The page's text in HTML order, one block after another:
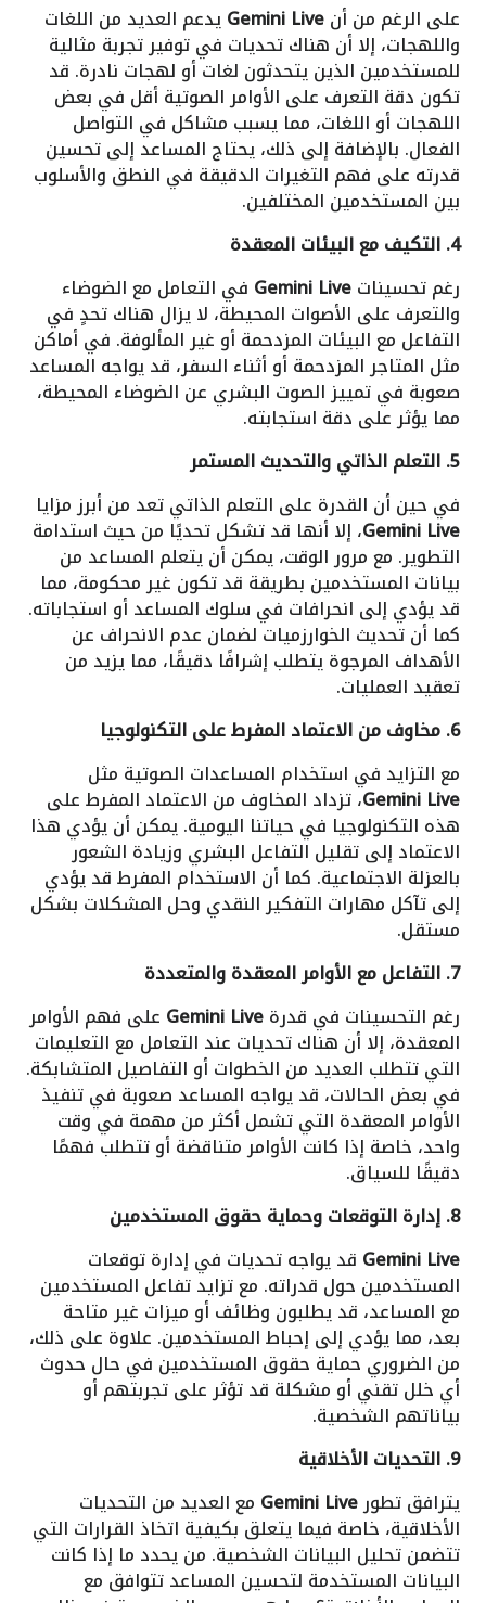
على الرغم من أنGemini Liveيدعم العديد من اللغات
واللهجات، إلا أن هناك تحديات في توفير تجربة مثالية
للمستخدمين الذين يتحدثون لغات أو لهجات نادرة. قد
تكون دقة التعرف على الأوامر الصوتية أقل في بعض
اللهجات أو اللغات، مما يسبب مشاكل في التواصل
الفعال. بالإضافة إلى ذلك، يحتاج المساعد إلى تحسين
قدرته على فهم التغيرات الدقيقة في النطق والأسلوب
بين المستخدمين المختلفين.
4. التكيف مع البيئات المعقدة
رغم تحسيناتGemini Live في التعامل مع الضوضاء
والتعرف على الأصوات المحيطة، لا يزال هناك تحدٍ في
التفاعل مع البيئات المزدحمة أو غير المألوفة. في أماكن
مثل المتاجر المزدحمة أو أثناء السفر، قد يواجه المساعد
صعوبة في تمييز الصوت البشري عن الضوضاء المحيطة،
مما يؤثر على دقة استجابته.
5. التعلم الذاتي والتحديث المستمر
في حين أن القدرة على التعلم الذاتي تعد من أبرز مزايا
Gemini Live، إلا أنها قد تشكل تحديًا من حيث استدامة
التطوير. مع مرور الوقت، يمكن أن يتعلم المساعد من
بيانات المستخدمين بطريقة قد تكون غير محكومة، مما
قد يؤدي إلى انحرافات في سلوك المساعد أو استجاباته.
كما أن تحديث الخوارزميات لضمان عدم الانحراف عن
الأهداف المرجوة يتطلب إشرافًا دقيقًا، مما يزيد من
تعقيد العمليات.
6. مخاوف من الاعتماد المفرط على التكنولوجيا
مع التزايد في استخدام المساعدات الصوتية مثل
Gemini Live، تزداد المخاوف من الاعتماد المفرط على
هذه التكنولوجيا في حياتنا اليومية. يمكن أن يؤدي هذا
الاعتماد إلى تقليل التفاعل البشري وزيادة الشعور
بالعزلة الاجتماعية. كما أن الاستخدام المفرط قد يؤدي
إلى تآكل مهارات التفكير النقدي وحل المشكلات بشكل
مستقل.
7. التفاعل مع الأوامر المعقدة والمتعددة
رغم التحسينات في قدرةGemini Live على فهم الأوامر
المعقدة، إلا أن هناك تحديات عند التعامل مع التعليمات
التي تتطلب العديد من الخطوات أو التفاصيل المتشابكة.
في بعض الحالات، قد يواجه المساعد صعوبة في تنفيذ
الأوامر المعقدة التي تشمل أكثر من مهمة في وقت
واحد، خاصة إذا كانت الأوامر متناقضة أو تتطلب فهمًا
دقيقًا للسياق.
8. إدارة التوقعات وحماية حقوق المستخدمين
Gemini Live قد يواجه تحديات في إدارة توقعات
المستخدمين حول قدراته. مع تزايد تفاعل المستخدمين
مع المساعد، قد يطلبون وظائف أو ميزات غير متاحة
بعد، مما يؤدي إلى إحباط المستخدمين. علاوة على ذلك،
من الضروري حماية حقوق المستخدمين في حال حدوث
أي خلل تقني أو مشكلة قد تؤثر على تجربتهم أو
بياناتهم الشخصية.
9. التحديات الأخلاقية
يترافق تطورGemini Live مع العديد من التحديات
الأخلاقية، خاصة فيما يتعلق بكيفية اتخاذ القرارات التي
تتضمن تحليل البيانات الشخصية. من يحدد ما إذا كانت
البيانات المستخدمة لتحسين المساعد تتوافق مع